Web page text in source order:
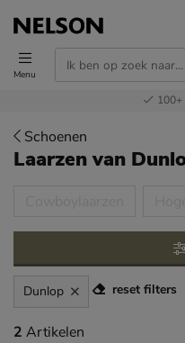
Menu
Voor 23.00u
Gratis
100+
Schoenen
Laarzenvan
Dunlop reset filters
2 artikelen
2 Artikelen